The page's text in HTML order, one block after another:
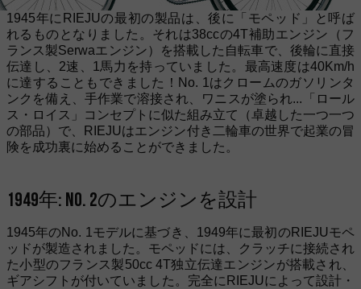
1945年にRIEJUの最初の製品は、後に「モペッド」と呼ば
れるものとなりました。それは38ccの4T補助エンジン（フ
ランス製Serwaエンジン）を搭載した自転車で、後輪に直接
伝達し、2速、1馬力を持っていました。最高速度は40Km/h
に達することもできました！No. 1はクロームのガソリンタ
ンクを備え、手作業で溶接され、ワニスが塗られ...「ロール
ス・ロイス」コンセプトに似た組み立て（卓越した一つ一つ
の部品）で、RIEJUはエンジン付き二輪車の世界で起業の冒
険を成功裏に始めることができました。
1949年: No. 2のエンジンを設計
1945年のNo. 1モデルに基づき、1949年に最初のRIEJUモペ
ッドが製造されました。モペッドには、クラッチに接続され
た小型のフランス製50cc 4T独立伝達エンジンが搭載され、
ギアシフトが付いていました。完全にRIEJUによって設計・